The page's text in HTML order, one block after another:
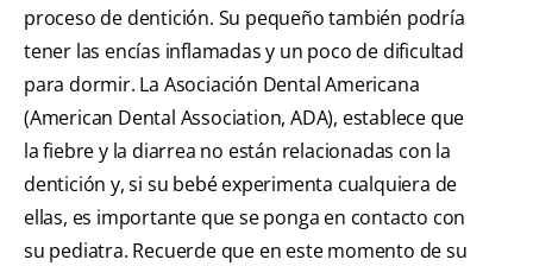
proceso de dentición. Su pequeño también podría
tener las encías inflamadas y un poco de dificultad
para dormir. La Asociación Dental Americana
(American Dental Association, ADA), establece que
la fiebre y la diarrea no están relacionadas con la
dentición y, si su bebé experimenta cualquiera de
ellas, es importante que se ponga en contacto con
su pediatra. Recuerde que en este momento de su